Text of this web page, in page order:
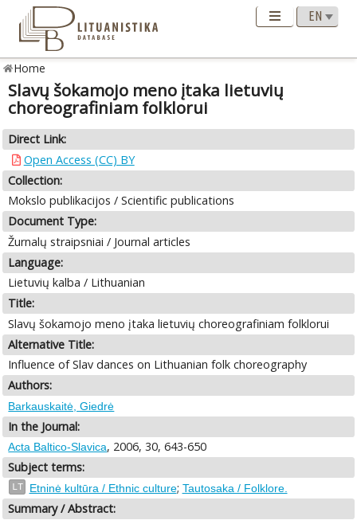
Home
Slavų šokamojo meno įtaka lietuvių
choreografiniam folklorui
Direct Link:
Open Access (CC) BY
Collection:
Mokslo publikacijos / Scientific publications
Document Type:
Žurnalų straipsniai / Journal articles
Language:
Lietuvių kalba / Lithuanian
Title:
Slavų šokamojo meno įtaka lietuvių choreografiniam folklorui
Alternative Title:
Influence of Slav dances on Lithuanian folk choreography
Authors:
Barkauskaitė, Giedrė
In the Journal:
Acta Baltico-Slavica, 2006, 30, 643-650
Subject terms:
LT Etninė kultūra / Ethnic culture; Tautosaka / Folklore.
Summary / Abstract: